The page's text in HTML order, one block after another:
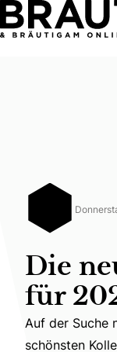
Die neusten
Die
für
Auf der Suche
Auf der Suche
schönsten